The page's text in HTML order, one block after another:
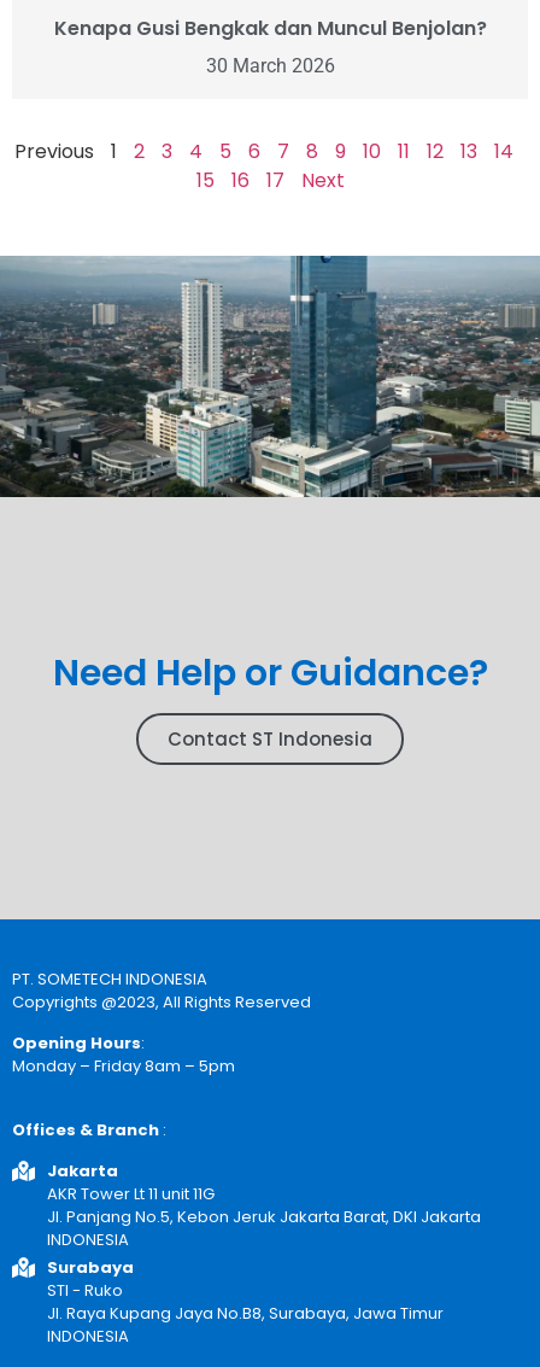
Kenapa Gusi Bengkak dan Muncul Benjolan?
30 March 2026
Previous 1 2 3 4 5 6 7 8 9 10 11 12 13
14
15
16 17 Next
Need Help or Guidance?
Contact ST Indonesia
PT. SOMETECH INDONESIA
Copyrights @2023, All Rights Reserved
Opening Hours:
Monday – Friday 8am – 5pm
Offices & Branch :
Jakarta
AKR Tower Lt 11 unit 11G
Jl. Panjang No.5, Kebon Jeruk Jakarta Barat, DKI Jakarta
INDONESIA
Surabaya
STI - Ruko
Jl. Raya Kupang Jaya No.B8, Surabaya, Jawa Timur
INDONESIA